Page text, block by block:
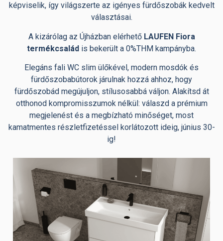
képviselik, így világszerte az igényes fürdőszobák kedvelt
választásai.
A kizárólag az Újházban elérhető LAUFEN Fiora
termékcsalád is bekerült a 0%THM kampányba.
Elegáns fali WC slim ülőkével, modern mosdók és
fürdőszobabútorok járulnak hozzá ahhoz, hogy
fürdőszobád megújuljon, stílusosabbá váljon. Alakítsd át
otthonod kompromisszumok nélkül: válaszd a prémium
megjelenést és a megbízható minőséget, most
kamatmentes részletfizetéssel korlátozott ideig, június 30-
ig!